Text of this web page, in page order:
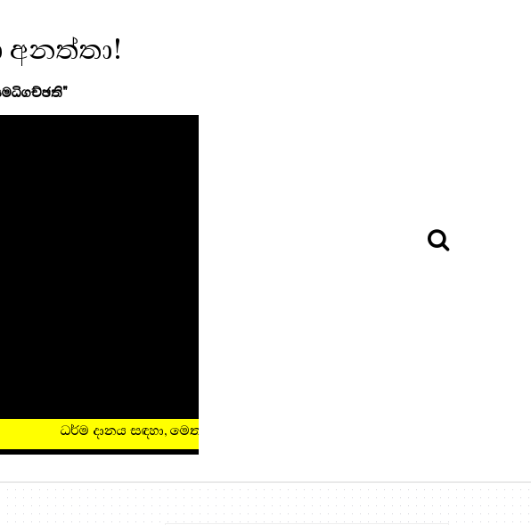
අනත්තා!
ධර්ම දානය සඳහා, මෙතැන ඔබන්න!